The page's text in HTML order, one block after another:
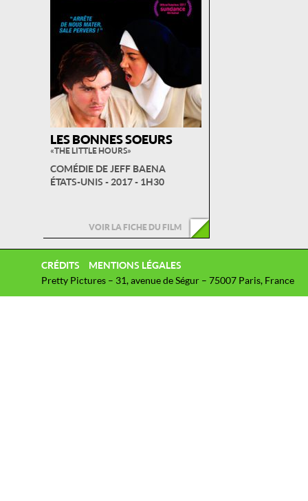
LES BONNES SOEURS
« THE LITTLE HOURS »
COMÉDIE DE JEFF BAENA
ÉTATS-UNIS - 2017 - 1H30
VOIR LA FICHE DU FILM
CRÉDITS
MENTIONS LÉGALES
Pretty Pictures – 31, avenue de Ségur – 75007 Paris, France